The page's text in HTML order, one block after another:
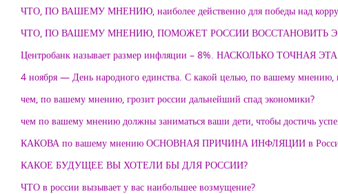
ЧТО, ПО ВАШЕМУ МНЕНИЮ, наиболее действенно для победы над
ЧТО, ПО ВАШЕМУ МНЕНИЮ, ПОМОЖЕТ РОССИИ ВОССТАНОВИТЬ
Центробанк называет размер инфляции – 8%. НАСКОЛЬКО
4 ноября — День народного единства. С какой целью, по вашему мнению,
чем, по вашему мнению, грозит россии дальнейший спад экономики?
чем по вашему мнению должны заниматься ваши дети, чтобы достичь
КАКОВА по вашему мнению ОСНОВНАЯ ПРИЧИНА ИНФЛЯЦИИ в
КАКОЕ БУДУЩЕЕ ВЫ ХОТЕЛИ БЫ ДЛЯ РОССИИ?
ЧТО в россии вызывает у вас наибольшее возмущение?